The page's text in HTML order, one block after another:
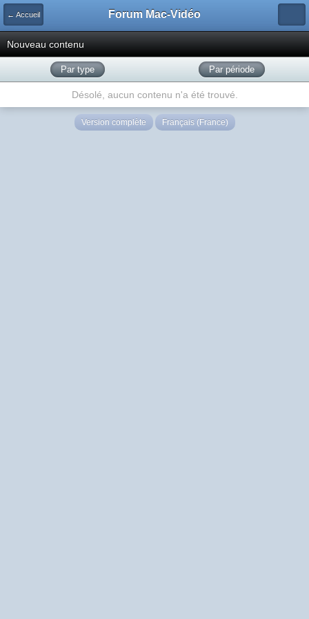
← Accueil Forum Mac-Vidéo
Nouveau contenu
Par type Par période
Désolé, aucun contenu n'a été trouvé.
Version complète Français (France)